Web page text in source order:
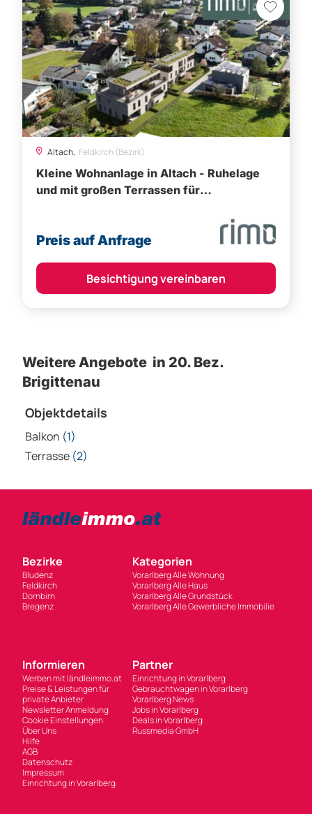
Altach,Feldkirch (Bezirk)
Kleine Wohnanlage in Altach - Ruhelage
und mit großen Terrassen für
Sonnenliebhaber!
Preis auf Anfrage
Besichtigung vereinbaren
Weitere Angebote in 20. Bez.
Brigittenau
Bezirke
Bludenz
Informieren
Werben mit ländleimmo.at
Preise & Leistungen für
private Anbieter
Newsletter Anmeldung
Cookie Einstellungen
Impressum
Einrichtung in Vorarlberg
Partner
Einrichtung in Vorarlberg
Gebrauchtwagen in Vorarlberg
Vorarlberg News
Jobs in Vorarlberg
Deals in Vorarlberg